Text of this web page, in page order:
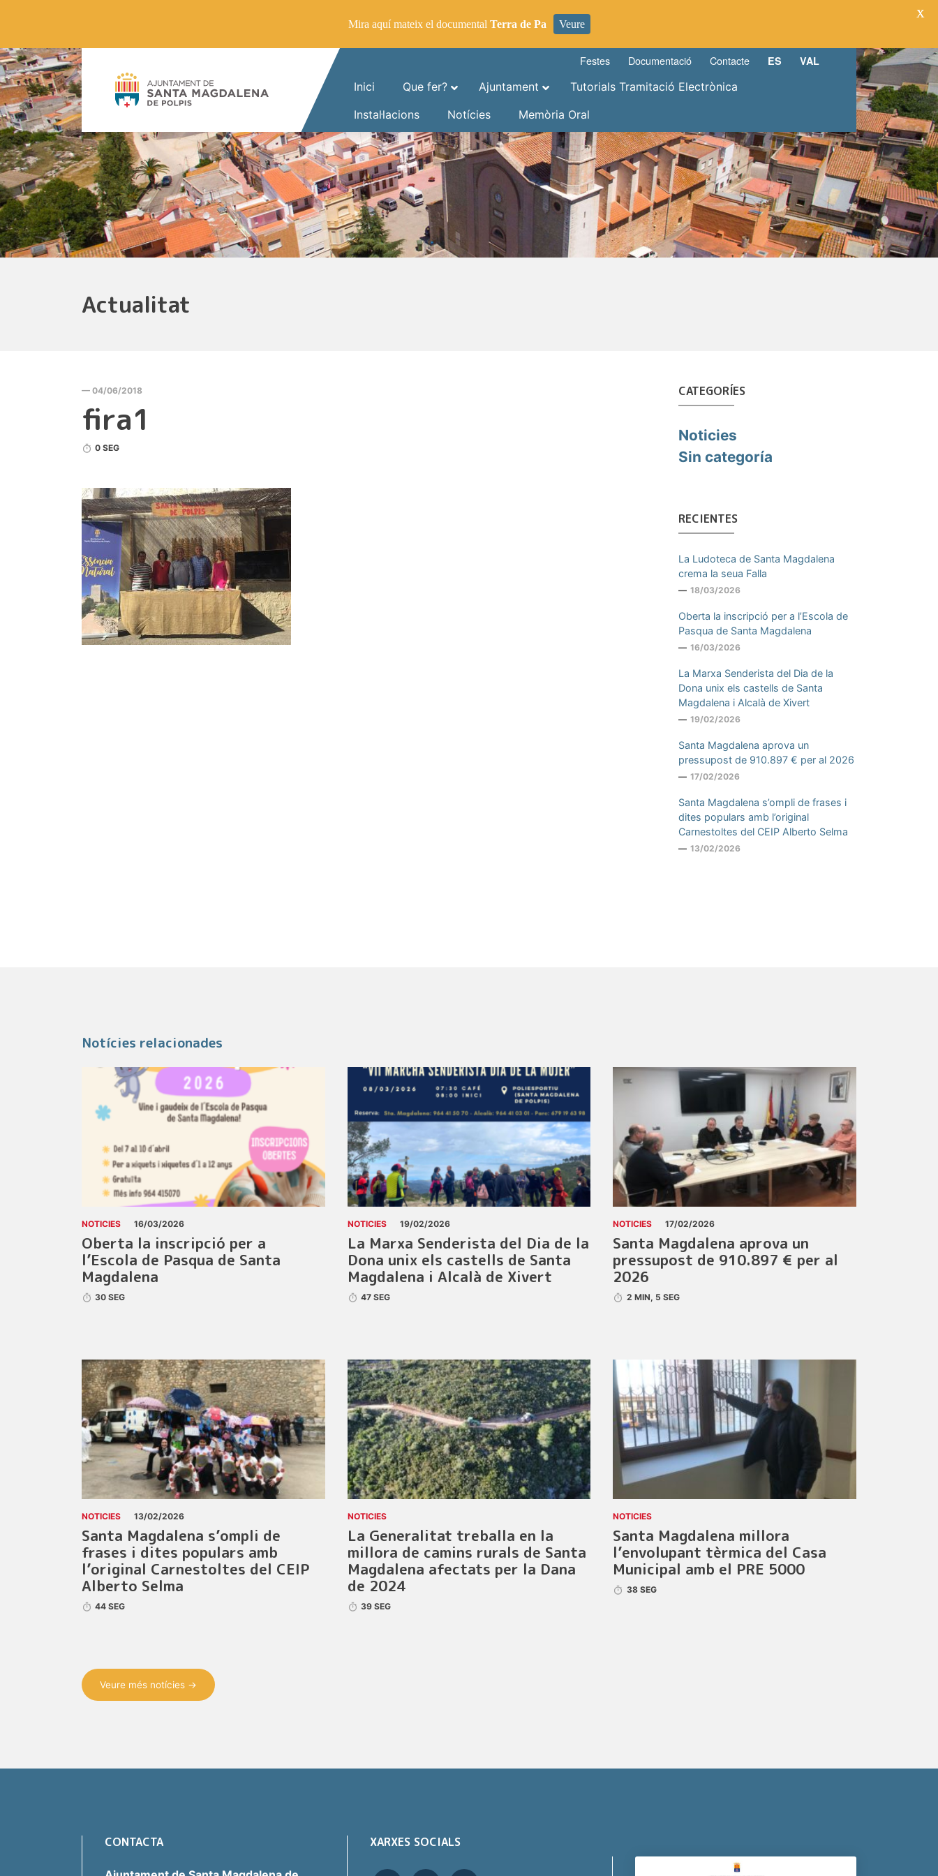
Festes Documentació Contacte ES
VAL
Inici
Que fer? Ajuntament
Tutorials Tramitació Electrònica
Instal·lacions
Notícies Memòria Oral
Actualitat
— 04/06/2018
fira1
0 SEG
CATEGORÍES
Noticies
Sin categoría
RECIENTES
La Ludoteca de Santa Magdalena
crema la seua Falla
18/03/2026
Oberta la inscripció per a l’Escola de
Pasqua de Santa Magdalena
16/03/2026
La Marxa Senderista del Dia de la
Dona unix els castells de Santa
Magdalena i Alcalà de Xivert
19/02/2026
Santa Magdalena aprova un
pressupost de 910.897 € per al 2026
17/02/2026
Santa Magdalena s’ompli de frases i
dites populars amb l’original
Carnestoltes del CEIP Alberto Selma
13/02/2026
Notícies relacionades
NOTICIES 16/03/2026
Oberta la inscripció per a
l’Escola de Pasqua de Santa
Magdalena
30 SEG
NOTICIES 19/02/2026
La Marxa Senderista del Dia de la
Dona unix els castells de Santa
Magdalena i Alcalà de Xivert
47 SEG
NOTICIES 17/02/2026
Santa Magdalena aprova un
pressupost de 910.897 € per al
2026
2 MIN, 5 SEG
NOTICIES 13/02/2026
Santa Magdalena s’ompli de
frases i dites populars amb
l’original Carnestoltes del CEIP
Alberto Selma
44 SEG
NOTICIES
La Generalitat treballa en la
millora de camins rurals de Santa
Magdalena afectats per la Dana
de 2024
39 SEG
NOTICIES
Santa Magdalena millora
l’envolupant tèrmica del Casa
Municipal amb el PRE 5000
38 SEG
Veure més notícies →
CONTACTA XARXES SOCIALS
Mira aquí mateix el documental Terra de Pa Veure
X